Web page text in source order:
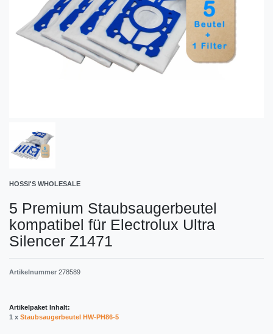
HOSSI'S WHOLESALE
5 Premium Staubsaugerbeutel
kompatibel für Electrolux Ultra
Silencer Z1471
Artikelnummer 278589
Artikelpaket Inhalt:
1 x Staubsaugerbeutel HW-PH86-5